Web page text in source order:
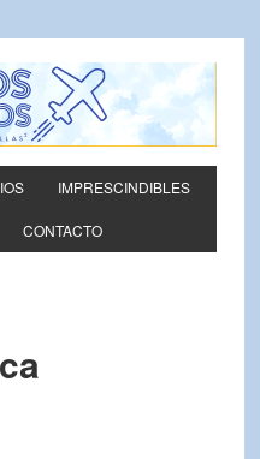
IMPRESCINDIBLES
CONTACTO